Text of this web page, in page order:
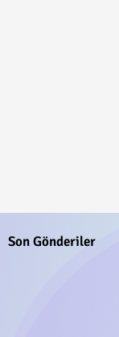
Son Gönderiler